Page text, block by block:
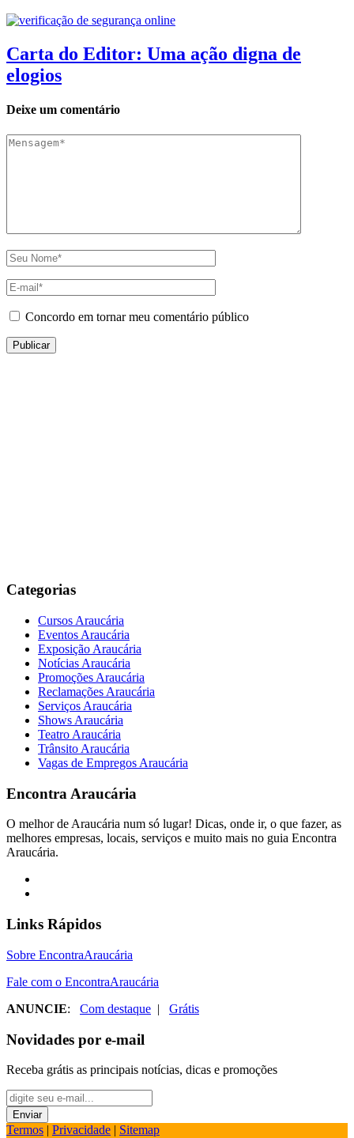
Carta do Editor: Uma ação digna de
elogios
Deixe um comentário
Concordo em tornar meu comentário público
Categorias
Cursos Araucária
Eventos Araucária
Exposição Araucária
Notícias Araucária
Promoções Araucária
Reclamações Araucária
Serviços Araucária
Shows Araucária
Teatro Araucária
Trânsito Araucária
Vagas de Empregos Araucária
Encontra Araucária
O melhor de Araucária num só lugar! Dicas, onde ir, o que fazer, as
melhores empresas, locais, serviços e muito mais no guia Encontra
Araucária.
Links Rápidos
Sobre EncontraAraucária
Fale com o EncontraAraucária
ANUNCIE: Com destaque | Grátis
Novidades por e-mail
Receba grátis as principais notícias, dicas e promoções
Termos | Privacidade | Sitemap